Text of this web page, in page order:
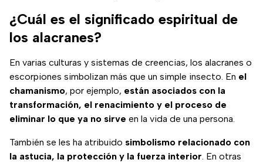
¿Cuál es el significado espiritual de
los alacranes?
En varias culturas y sistemas de creencias, los alacranes o
escorpiones simbolizan más que un simple insecto. En el
chamanismo, por ejemplo, están asociados con la
transformación, el renacimiento y el proceso de
eliminar lo que ya no sirve en la vida de una persona.
También se les ha atribuido simbolismo relacionado con
la astucia, la protección y la fuerza interior. En otras